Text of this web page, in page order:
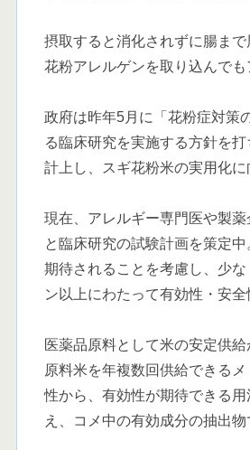
摂取すると消化されずに腸ま
花粉アレルゲンを取り込んで
政府は昨年5月に「花粉症対策
る臨床研究を実施する方針を
計上し、スギ花粉米の実用化
現在、アレルギー専門医や製
と臨床研究の試験計画を策定
期待されることを考慮し、少
ン以上にわたって有効性・安
医薬品原料として米の安定供
原料米を年複数回供給できる
性から、有効性が期待できる
え、コメ中の有効成分の抽出